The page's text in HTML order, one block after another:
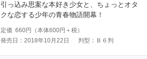
引っ込み思案な本好き少女と、ちょっとオタ
クな恋する少年の青春物語開幕！
定価 660円（本体600円＋税）
発売日：2018年10月22日
判型：Ｂ６判